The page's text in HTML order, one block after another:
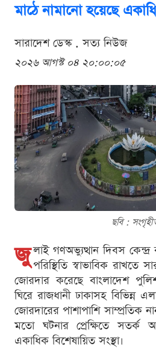
মাঠে নামানো হয়েছে
সারাদেশ ডেস্ক . সত্য নিউজ
২০২৬ আগস্ট ০৪ ২০:০০:০৫
ছবি :
জু লাই গণঅভ্যুত্থান দিবস
পরিস্থিতি স্বাভাবিক রাখতে
জোরদার করেছে বাংলাদেশ
ঘিরে রাজধানী ঢাকাসহ বিভিন্ন
জোরদারের পাশাপাশি সাম্প্রতিক
মতো ঘটনার প্রেক্ষিতে সতর্ক
একাধিক বিশেষায়িত সংস্থা।